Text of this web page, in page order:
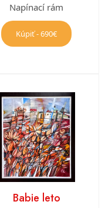
Napínací rám
Kúpiť - 690€
Babie leto